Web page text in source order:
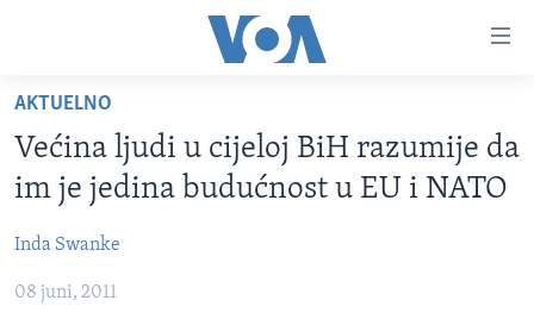
glavni
sadržaj
Pređi
na
glavnu
Idi
TV PROGRAM
FOTOGRAFIJE DANA
VIJESTI
SJEDINJENE AMERIČKE DRŽAVE
NAUKA I TEHNOLOGIJA
AKTUELNO
Većina ljudi u cijeloj BiH razumije da
im je jedina budućnost u EU i NATO
Inda Swanke
08 juni, 2011